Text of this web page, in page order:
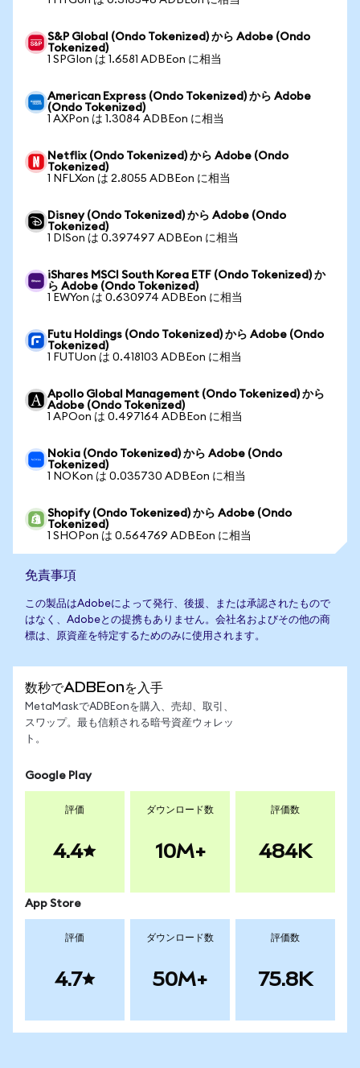
S&P Global (Ondo Tokenized) から Adobe (Ondo
Tokenized)
1 SPGIon は 1.6581 ADBEon に相当
American Express (Ondo Tokenized) から Adobe
(Ondo Tokenized)
1 AXPon は 1.3084 ADBEon に相当
Netflix (Ondo Tokenized) から Adobe (Ondo
Tokenized)
1 NFLXon は 2.8055 ADBEon に相当
Disney (Ondo Tokenized) から Adobe (Ondo
Tokenized)
1 DISon は 0.397497 ADBEon に相当
iShares MSCI South Korea ETF (Ondo Tokenized) か
ら Adobe (Ondo Tokenized)
1 EWYon は 0.630974 ADBEon に相当
Futu Holdings (Ondo Tokenized) から Adobe (Ondo
Tokenized)
1 FUTUon は 0.418103 ADBEon に相当
Apollo Global Management (Ondo Tokenized) から
Adobe (Ondo Tokenized)
1 APOon は 0.497164 ADBEon に相当
Nokia (Ondo Tokenized) から Adobe (Ondo
Tokenized)
1 NOKon は 0.035730 ADBEon に相当
Shopify (Ondo Tokenized) から Adobe (Ondo
Tokenized)
1 SHOPon は 0.564769 ADBEon に相当
免責事項
この製品はAdobeによって発行、後援、または承認されたもので
はなく、Adobeとの提携もありません。会社名およびその他の商
標は、原資産を特定するためのみに使用されます。
数秒でADBEonを入手
MetaMaskでADBEonを購入、売却、取引、
スワップ。最も信頼される暗号資産ウォレッ
ト。
Google Play
評価
4.4
ダウンロード数
10M+
評価数
484K
App Store
評価
4.7
ダウンロード数
50M+
評価数
75.8K